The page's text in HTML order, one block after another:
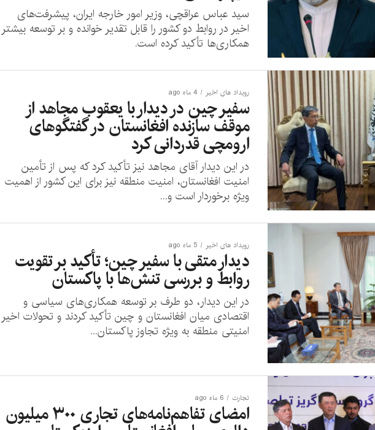
سید عباس عراقچی، وزیر امور خارجه ایران، پیشرفت‌های
اخیر در روابط دو کشور را قابل تقدیر خوانده و بر توسعه بیشتر
همکاری‌ها تأکید کرده است.
رویداد های اخیر 4 ماه ago
سفیر چین در دیدار با یعقوب مجاهد از
موقف سازنده افغانستان در گفتگوهای
ارومچی قدردانی کرد
در این دیدار آقای مجاهد نیز تأکید کرد که پس از تأمین
امنیت افغانستان، امنیت منطقه نیز برای این کشور از اهمیت
ویژه برخوردار است و...
رویداد های اخیر 5 ماه ago
دیدار متقی با سفیر چین؛ تأکید بر تقویت
روابط و بررسی تنش‌ها با پاکستان
در این دیدار، دو طرف بر توسعه همکاری‌های سیاسی و
اقتصادی میان افغانستان و چین تأکید کردند و تحولات اخیر
امنیتی منطقه به ویژه تجاوز پاکستان...
تجارت 6 ماه ago
امضای تفاهم‌نامه‌های تجاری ۳۰۰ میلیون